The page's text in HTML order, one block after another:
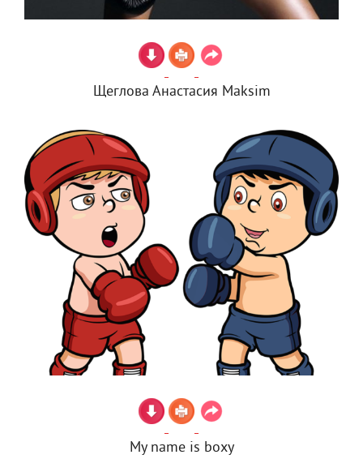
Щеглова Анастасия Maksim
My name is boxy